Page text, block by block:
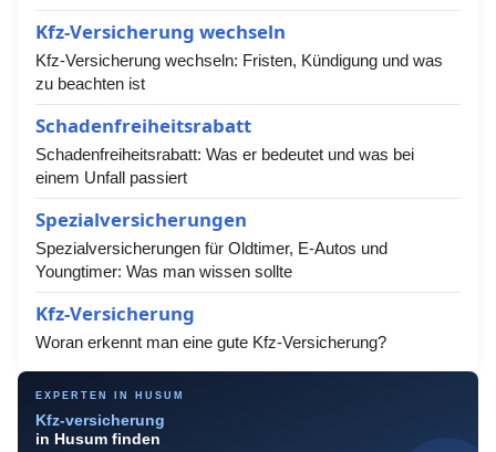
Kfz-Versicherung wechseln
Kfz-Versicherung wechseln: Fristen, Kündigung und was
zu beachten ist
Schadenfreiheitsrabatt
Schadenfreiheitsrabatt: Was er bedeutet und was bei
einem Unfall passiert
Spezialversicherungen
Spezialversicherungen für Oldtimer, E-Autos und
Youngtimer: Was man wissen sollte
Kfz-Versicherung
Woran erkennt man eine gute Kfz-Versicherung?
EXPERTEN IN HUSUM
Kfz-versicherung
in Husum finden